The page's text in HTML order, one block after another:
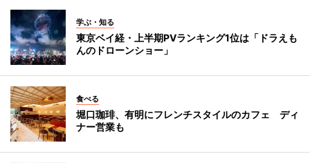
学ぶ・知る
東京ベイ経・上半期PVランキング1位は「ドラえも
んのドローンショー」
食べる
堀口珈琲、有明にフレンチスタイルのカフェ ディ
ナー営業も